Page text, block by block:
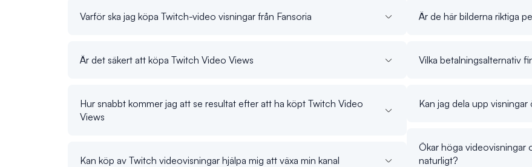
Varför ska jag köpa Twitch-video visningar från Fansoria
Är det säkert att köpa Twitch Video Views
Hur snabbt kommer jag att se resultat efter att ha köpt Twitch Video
Views
Kan köp av Twitch videovisningar hjälpa mig att växa min kanal
Är de här bilderna riktiga
Vilka betalningsalternativ
Kan jag dela upp
Ökar höga videovisningar
naturligt?